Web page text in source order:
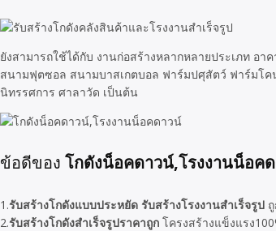
ยังสามารถใช้ได้กับ งานก่อสร้างหลากหลายประเภท อ
สนามฟุตซอล สนามบาสเกตบอล ฟาร์มปศุสัตว์ ฟาร์มโ
นิทรรศการ ศาลาวัด เป็นต้น
ข้อดีของ โกดังน็อคดาวน์,โรงงานน็อค
1.รับสร้างโกดังแบบประหยัด รับสร้างโรงงานสำเร็จรูป
2.รับสร้างโกดังสำเร็จรูปราคาถูก โครงสร้างแข็งแรง